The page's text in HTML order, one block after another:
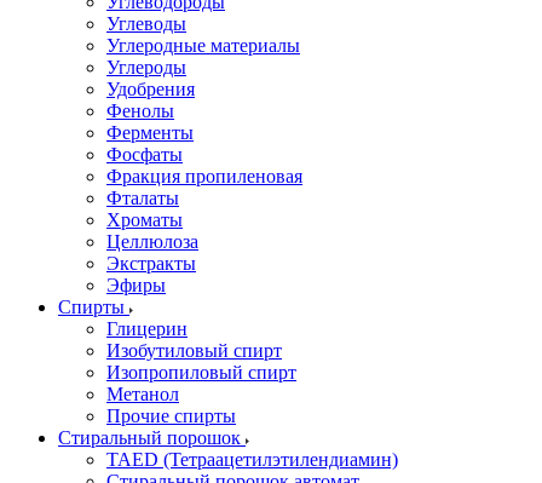
Углеводы
Углеродные материалы
Углероды
Удобрения
Фенолы
Ферменты
Фосфаты
Фракция пропиленовая
Фталаты
Хроматы
Целлюлоза
Экстракты
Эфиры
Спирты
Глицерин
Изобутиловый спирт
Изопропиловый спирт
Метанол
Прочие спирты
Стиральный порошок
TAED (Тетраацетилэтилендиамин)